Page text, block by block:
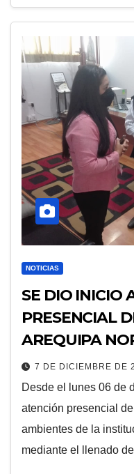
NOTICIAS
SE DIO INICIO
PRESENCIAL
AREQUIPA
7 DE DICIEMBRE DE
Desde el lunes 06 de
atención presencial
ambientes de la
mediante el llenado